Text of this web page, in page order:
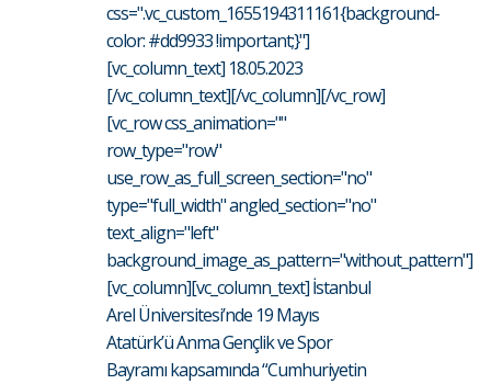
css=".vc_custom_1655194311161{background-
color: #dd9933 !important;}"]
[vc_column_text] 18.05.2023
[/vc_column_text][/vc_column][/vc_row]
[vc_row css_animation=""
row_type="row"
use_row_as_full_screen_section="no"
type="full_width" angled_section="no"
text_align="left"
background_image_as_pattern="without_pattern"]
[vc_column][vc_column_text] İstanbul
Arel Üniversitesi’nde 19 Mayıs
Atatürk’ü Anma Gençlik ve Spor
Bayramı kapsamında “Cumhuriyetin